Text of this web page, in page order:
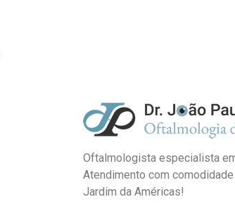
Oftalmologista especialista
Atendimento com
Jardim da Américas!